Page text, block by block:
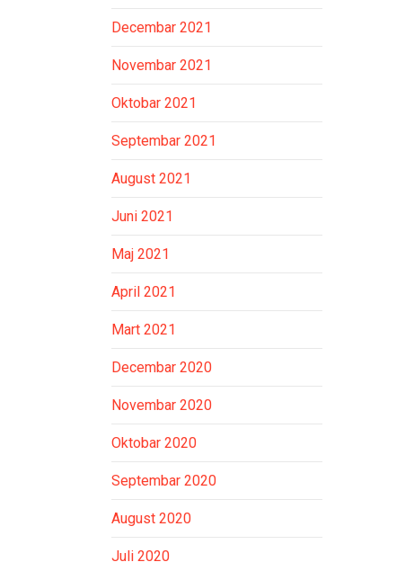
Decembar 2021
Novembar 2021
Oktobar 2021
Septembar 2021
August 2021
Juni 2021
Maj 2021
April 2021
Mart 2021
Decembar 2020
Novembar 2020
Oktobar 2020
Septembar 2020
August 2020
Juli 2020